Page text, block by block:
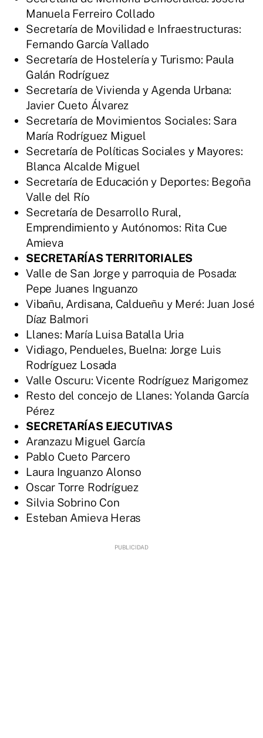
Manuela Ferreiro Collado
Secretaría de Movilidad e Infraestructuras:
Fernando García Vallado
Secretaría de Hostelería y Turismo: Paula
Galán Rodríguez
Secretaría de Vivienda y Agenda Urbana:
Javier Cueto Álvarez
Secretaría de Movimientos Sociales: Sara
María Rodríguez Miguel
Secretaría de Políticas Sociales y Mayores:
Blanca Alcalde Miguel
Secretaría de Educación y Deportes: Begoña
Valle del Río
Secretaría de Desarrollo Rural,
Emprendimiento y Autónomos: Rita Cue
Amieva
SECRETARÍAS TERRITORIALES
Valle de San Jorge y parroquia de Posada:
Pepe Juanes Inguanzo
Vibañu, Ardisana, Caldueñu y Meré: Juan José
Díaz Balmori
Llanes: María Luisa Batalla Uria
Vidiago, Pendueles, Buelna: Jorge Luis
Rodríguez Losada
Valle Oscuru: Vicente Rodríguez Marigomez
Resto del concejo de Llanes: Yolanda García
Pérez
SECRETARÍAS EJECUTIVAS
Aranzazu Miguel García
Pablo Cueto Parcero
Laura Inguanzo Alonso
Oscar Torre Rodríguez
Silvia Sobrino Con
Esteban Amieva Heras